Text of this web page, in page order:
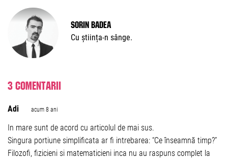
Sorin Badea
Cu știința-n sânge.
3 comentarii
Adi acum 8 ani
In mare sunt de acord cu articolul de mai sus.
Singura portiune simplificata ar fi intrebarea: “Ce înseamnă timp?”
Filozofi, fizicieni si matematicieni inca nu au raspuns complet la